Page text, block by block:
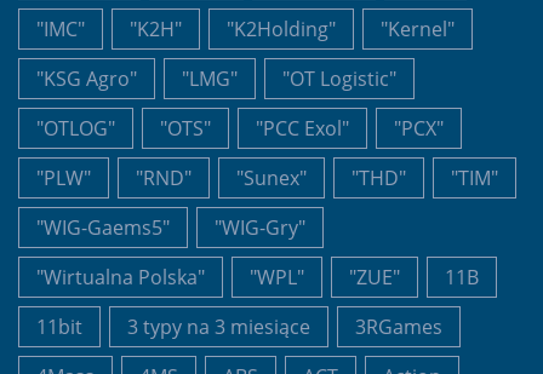
"IMC"
"K2H" "K2Holding"
"Kernel"
"KSG Agro"
"LMG"
"OT Logistic"
"OTLOG"
"OTS" "PCC Exol"
"PCX"
"PLW"
"RND" "Sunex" "THD"
"TIM"
"WIG-Gaems5"
"WIG-Gry"
"Wirtualna Polska"
"WPL" "ZUE"
11B
11bit
3 typy na 3 miesiące
3RGames